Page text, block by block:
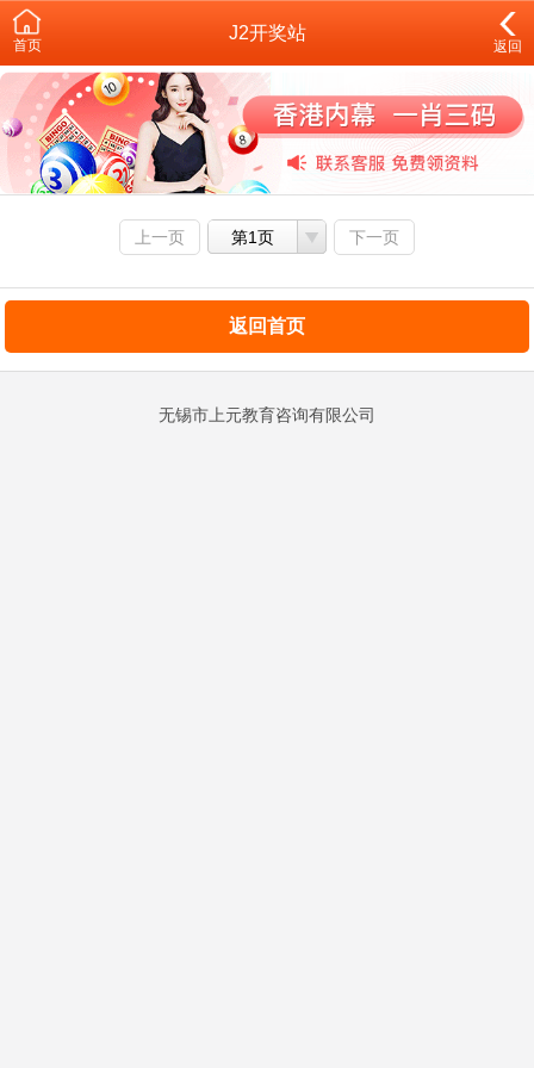
首页
J2开奖站
返回
上一页 第1页 下一页
返回首页
无锡市上元教育咨询有限公司